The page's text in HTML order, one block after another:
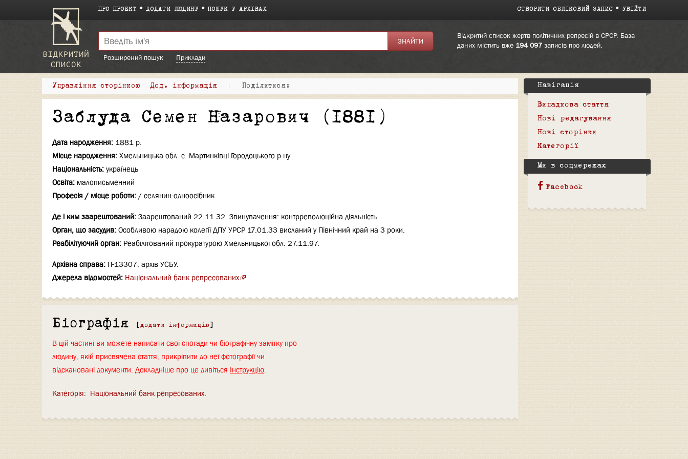
ПРО ПРОЕКТ ДОДАТИ ЛЮДИНУ ПОШУК У АРХІВАХ СТВОРИТИ ОБЛІКОВИЙ ЗАПИС УВІЙТИ
Відкритий список жертв політичних репресій в СРСР. База
даних містить вже 194 097записів про людей.
Розширений пошук
Приклади
Управління сторінкою Дод. інформація | Поділитися:
Заблуда Семен Назарович (1881)
Дата народження: 1881 р.
Місце народження: Хмельницька обл. с. Мартинківці Городоцького р-ну
Національність: українець
Освіта: малописьменний
Професія / місце роботи: / селянин-одноосібник
Де і ким заарештований: Заарештований 22.11.32. Звинувачення: контрреволюційна діяльність.
Орган, що засудив: Особливою нарадою колегії ДПУ УРСР 17.01.33 висланий у Північний край на 3 роки.
Реабілітуючий орган: Реабілітований прокуратурою Хмельницької обл. 27.11.97.
Архівна справа: П-13307, архів УСБУ.
Джерела відомостей: Національний банк репресованих
Біографія [ додати інформацію ]
В цій частині ви можете написати свої спогади чи біографічну замітку про
людину, якій присвячена стаття, прикріпити до неї фотографії чи
відскановані документи. Докладніше про це дивіться Інструкцію.
Категорія: Національний банк репресованих
Навігація
Випадкова стаття
Нові редагування
Нові сторінки
Категорії
Ми в соцмережах
Facebook